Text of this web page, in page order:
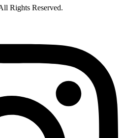
Rights Reserved.